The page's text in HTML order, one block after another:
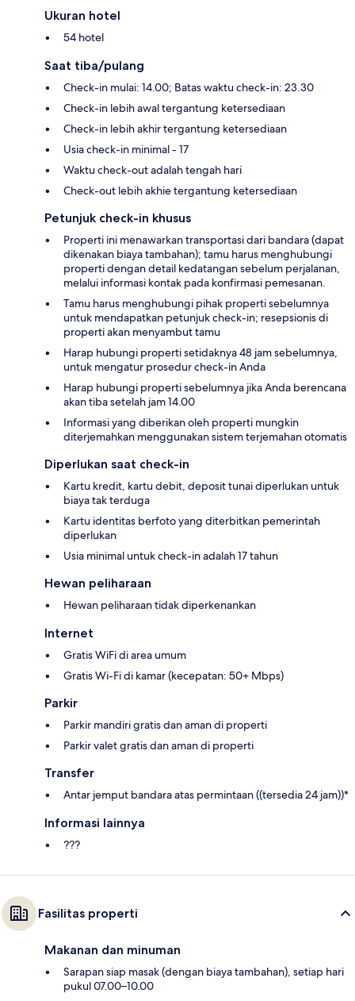
Ukuran hotel
54 hotel
Saat tiba/pulang
Check-in mulai: 14.00; Batas waktu check-in: 23.30
Check-in lebih awal tergantung ketersediaan
Check-in lebih akhir tergantung ketersediaan
Usia check-in minimal - 17
Waktu check-out adalah tengah hari
Check-out lebih akhie tergantung ketersediaan
Petunjuk check-in khusus
Properti ini menawarkan transportasi dari bandara (dapat
dikenakan biaya tambahan); tamu harus menghubungi
properti dengan detail kedatangan sebelum perjalanan,
melalui informasi kontak pada konfirmasi pemesanan.
Tamu harus menghubungi pihak properti sebelumnya
untuk mendapatkan petunjuk check-in; resepsionis di
properti akan menyambut tamu
Harap hubungi properti setidaknya 48 jam sebelumnya,
untuk mengatur prosedur check-in Anda
Harap hubungi properti sebelumnya jika Anda berencana
akan tiba setelah jam 14.00
Informasi yang diberikan oleh properti mungkin
diterjemahkan menggunakan sistem terjemahan otomatis
Diperlukan saat check-in
Kartu kredit, kartu debit, deposit tunai diperlukan untuk
biaya tak terduga
Kartu identitas berfoto yang diterbitkan pemerintah
diperlukan
Usia minimal untuk check-in adalah 17 tahun
Hewan peliharaan
Hewan peliharaan tidak diperkenankan
Internet
Gratis WiFi di area umum
Gratis Wi-Fi di kamar (kecepatan: 50+ Mbps)
Parkir
Parkir mandiri gratis dan aman di properti
Parkir valet gratis dan aman di properti
Transfer
Antar jemput bandara atas permintaan ((tersedia 24 jam))*
Informasi lainnya
???
Fasilitas properti
Makanan dan minuman
Sarapan siap masak (dengan biaya tambahan), setiap hari
pukul 07.00–10.00